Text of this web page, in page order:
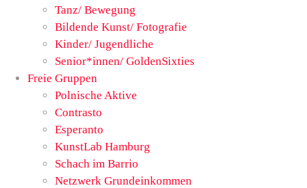
Tanz/ Bewegung
Bildende Kunst/ Fotografie
Kinder/ Jugendliche
Senior*innen/ GoldenSixties
Freie Gruppen
Polnische Aktive
Contrasto
Esperanto
KunstLab Hamburg
Schach im Barrio
Netzwerk Grundeinkommen